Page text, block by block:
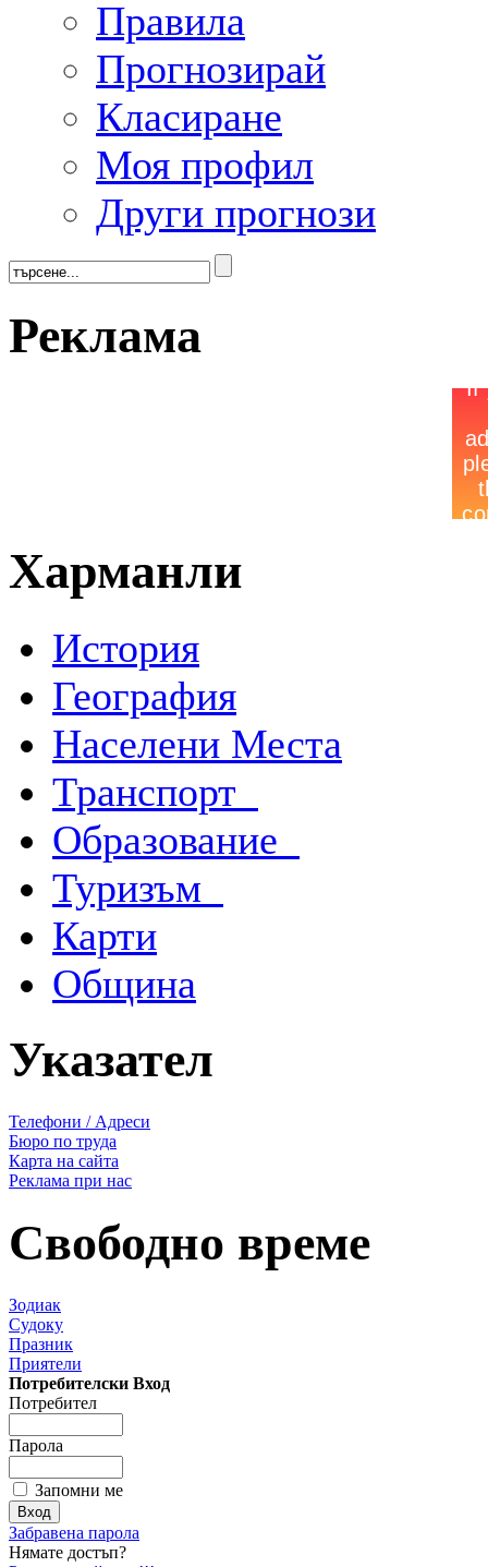
Правила
Прогнозирай
Класиране
Моя профил
Други прогнози
Реклама
Харманли
История
География
Населени Места
Транспорт
Образование
Туризъм
Карти
Община
Указател
Телефони / Адреси
Бюро по труда
Карта на сайта
Реклама при нас
Свободно време
Зодиак
Судоку
Празник
Приятели
Потребителски Вход
Потребител
Парола
Запомни ме
Забравена парола
Нямате достъп?